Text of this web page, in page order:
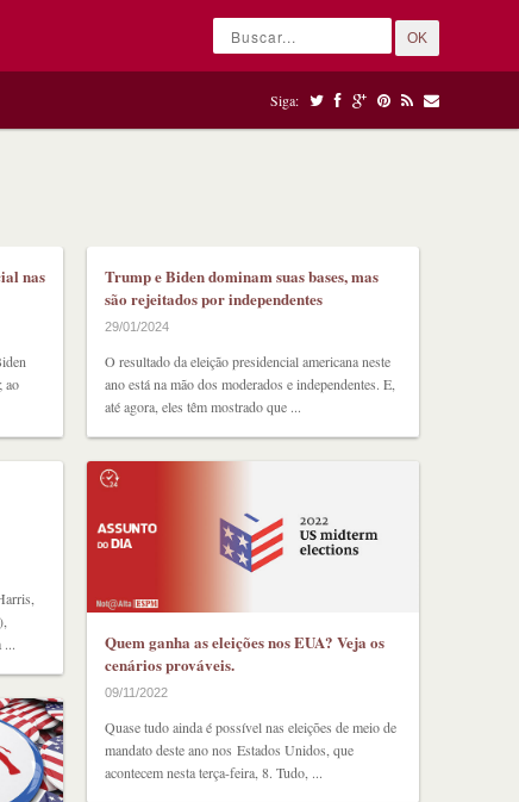
OK
Siga:
nas
ao
Trump e Biden dominam suas bases, mas
são rejeitados por independentes
29/01/2024
O resultado da eleição presidencial americana neste
ano está na mão dos moderados e independentes. E,
até agora, eles têm mostrado que ...
...
Quem ganha as eleições nos EUA? Veja os
cenários prováveis.
09/11/2022
Quase tudo ainda é possível nas eleições de meio de
mandato deste ano nos Estados Unidos, que
acontecem nesta terça-feira, 8. Tudo, ...